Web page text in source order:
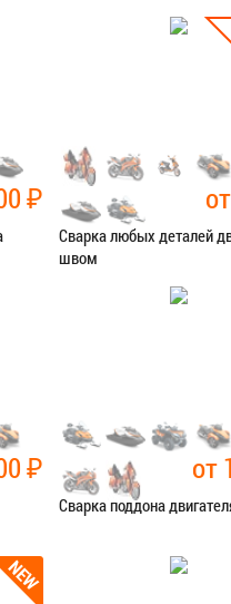
Диагностика
ЗАПИСАТЬСЯ В
₽
Сварка любых деталей
швом
Сварочные
₽ от
Сварка поддона
Сварочные